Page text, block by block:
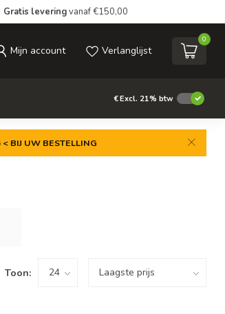
Gratis leveringvanaf €150,00
Mijn account Verlanglijst
0
€Excl. 21% btw
BIJ UW BESTELLING
Toon: